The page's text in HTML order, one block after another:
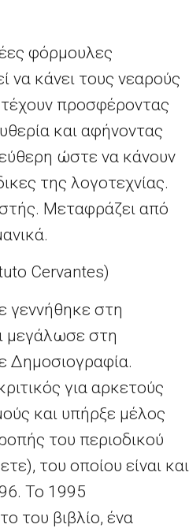
φόρμουλες
να κάνει τους νεαρούς
προσφέροντας
και αφήνοντας
ώστε να κάνουν
της λογοτεχνίας.
Μεταφράζει από
Cervantes)
γεννήθηκε στη
μεγάλωσε στη
Δημοσιογραφία.
για αρκετούς
και υπήρξε μέλος
του περιοδικού
του οποίου είναι και
Το 1995
του βιβλίο, ένα